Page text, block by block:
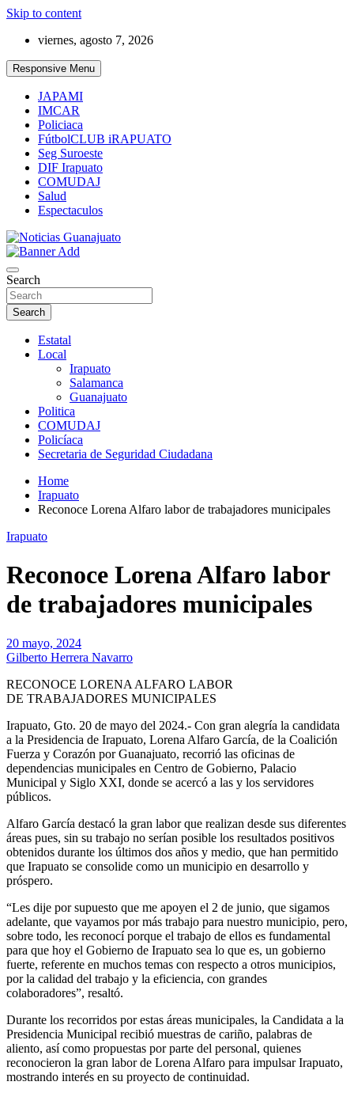
Skip to content
viernes, agosto 7, 2026
Responsive Menu
JAPAMI
IMCAR
Policiaca
FútbolCLUB iRAPUATO
Seg Suroeste
DIF Irapuato
COMUDAJ
Salud
Espectaculos
Noticias Guanajuato
Search
Search
Estatal
Local
Irapuato
Salamanca
Guanajuato
Politica
COMUDAJ
Policíaca
Secretaria de Seguridad Ciudadana
Home
Irapuato
Reconoce Lorena Alfaro labor de trabajadores municipales
Irapuato
Reconoce Lorena Alfaro labor
de trabajadores municipales
20 mayo, 2024
Gilberto Herrera Navarro
RECONOCE LORENA ALFARO LABOR
DE TRABAJADORES MUNICIPALES
Irapuato, Gto. 20 de mayo del 2024.- Con gran alegría la candidata
a la Presidencia de Irapuato, Lorena Alfaro García, de la Coalición
Fuerza y Corazón por Guanajuato, recorrió las oficinas de
dependencias municipales en Centro de Gobierno, Palacio
Municipal y Siglo XXI, donde se acercó a las y los servidores
públicos.
Alfaro García destacó la gran labor que realizan desde sus diferentes
áreas pues, sin su trabajo no serían posible los resultados positivos
obtenidos durante los últimos dos años y medio, que han permitido
que Irapuato se consolide como un municipio en desarrollo y
próspero.
“Les dije por supuesto que me apoyen el 2 de junio, que sigamos
adelante, que vayamos por más trabajo para nuestro municipio, pero,
sobre todo, les reconocí porque el trabajo de ellos es fundamental
para que hoy el Gobierno de Irapuato sea lo que es, un gobierno
fuerte, referente en muchos temas con respecto a otros municipios,
por la calidad del trabajo y la eficiencia, con grandes
colaboradores”, resaltó.
Durante los recorridos por estas áreas municipales, la Candidata a la
Presidencia Municipal recibió muestras de cariño, palabras de
aliento, así como propuestas por parte del personal, quienes
reconocieron la gran labor de Lorena Alfaro para impulsar Irapuato,
mostrando interés en su proyecto de continuidad.